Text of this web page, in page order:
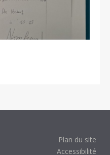
Plan du site
Accessibilité